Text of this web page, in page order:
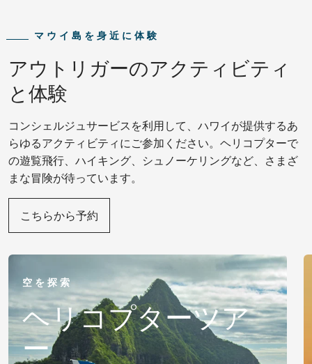
マウイ島を身近に体験
アウトリガーのアクティビティ
と体験
コンシェルジュサービスを利用して、ハワイが提供するあ
らゆるアクティビティにご参加ください。ヘリコプターで
の遊覧飛行、ハイキング、シュノーケリングなど、さまざ
まな冒険が待っています。
こちらから予約
空を探索
ヘリコプターツア
ー